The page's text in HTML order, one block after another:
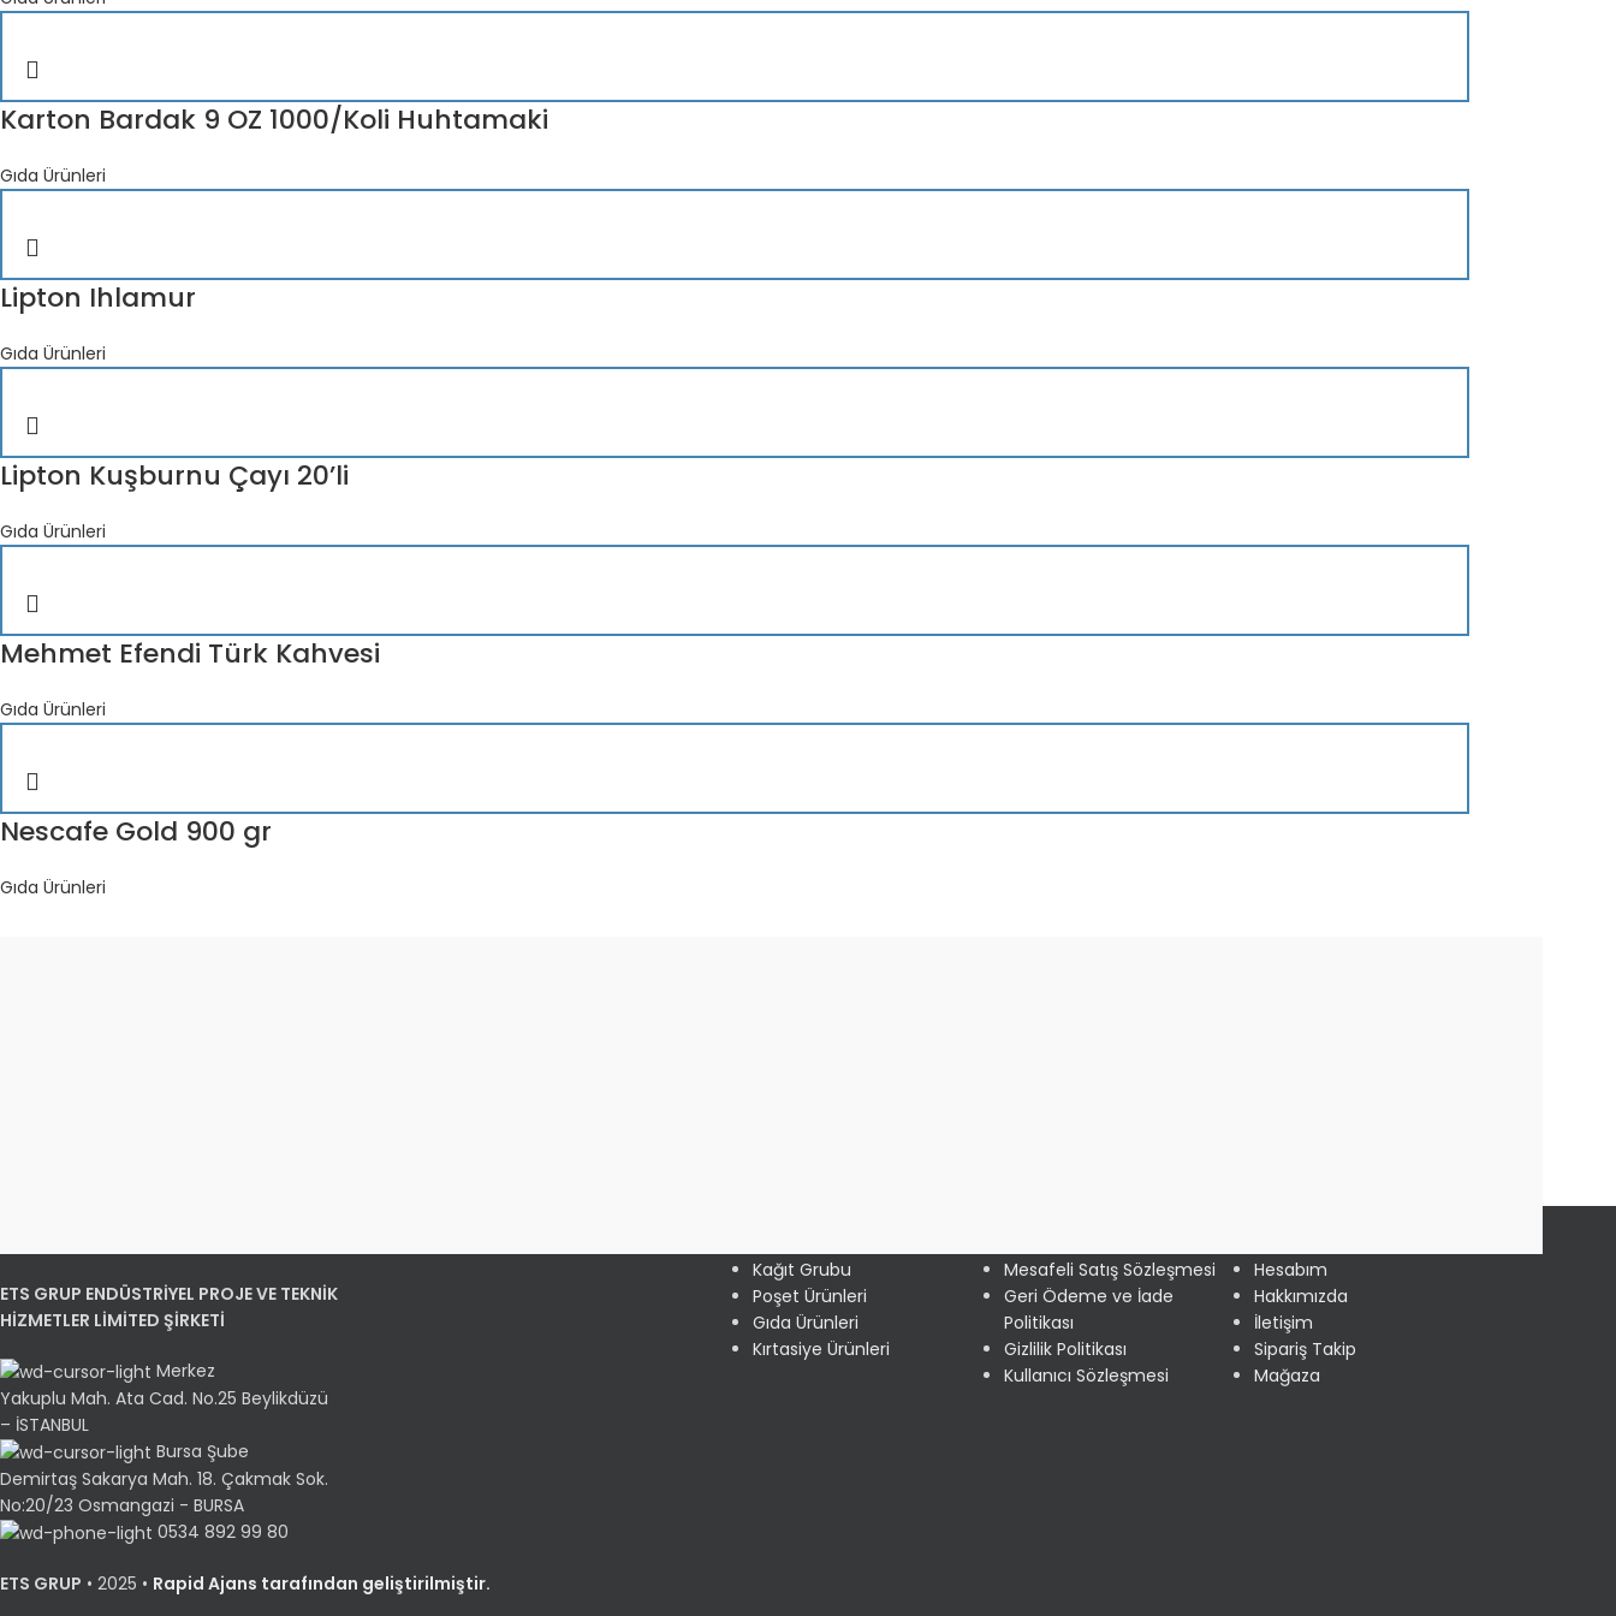
Karton Bardak 9 OZ 1000/Koli Huhtamaki
Gıda Ürünleri
Lipton Ihlamur
Gıda Ürünleri
Lipton Kuşburnu Çayı 20’li
Gıda Ürünleri
Mehmet Efendi Türk Kahvesi
Gıda Ürünleri
Nescafe Gold 900 gr
Gıda Ürünleri
ETS GRUP ENDÜSTRİYEL PROJE VE TEKNİK
HİZMETLER LİMİTED ŞİRKETİ
Merkez
Yakuplu Mah. Ata Cad. No.25 Beylikdüzü
– İSTANBUL
Bursa Şube
Demirtaş Sakarya Mah. 18. Çakmak Sok.
No:20/23 Osmangazi - BURSA
0534 892 99 80
Kağıt Grubu
Poşet Ürünleri
Gıda Ürünleri
Kırtasiye Ürünleri
Mesafeli Satış Sözleşmesi
Geri Ödeme ve İade
Politikası
Gizlilik Politikası
Kullanıcı Sözleşmesi
Hesabım
Hakkımızda
İletişim
Sipariş Takip
Mağaza
ETS GRUP • 2025 • Rapid Ajans tarafından geliştirilmiştir.